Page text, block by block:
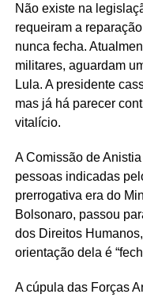
Não existe na
requeiram a
nunca fecha.
militares, aguardam
Lula. A presidente
mas já há parecer
vitalício.
A Comissão de
pessoas indicadas
prerrogativa era do
Bolsonaro, passou
dos Direitos
orientação dela é
A cúpula das Forças